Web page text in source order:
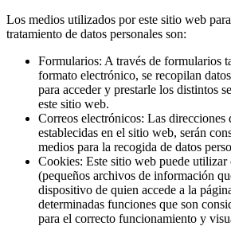
Los medios utilizados por este sitio web
tratamiento de datos personales son:
Formularios: A través de formularios
formato electrónico, se recopilan
para acceder y prestarle los distintos
este sitio web.
Correos electrónicos: Las direcciones
establecidas en el sitio web, serán
medios para la recogida de datos
Cookies: Este sitio web puede utilizar
(pequeños archivos de información
dispositivo de quien accede a la
determinadas funciones que son
para el correcto funcionamiento y